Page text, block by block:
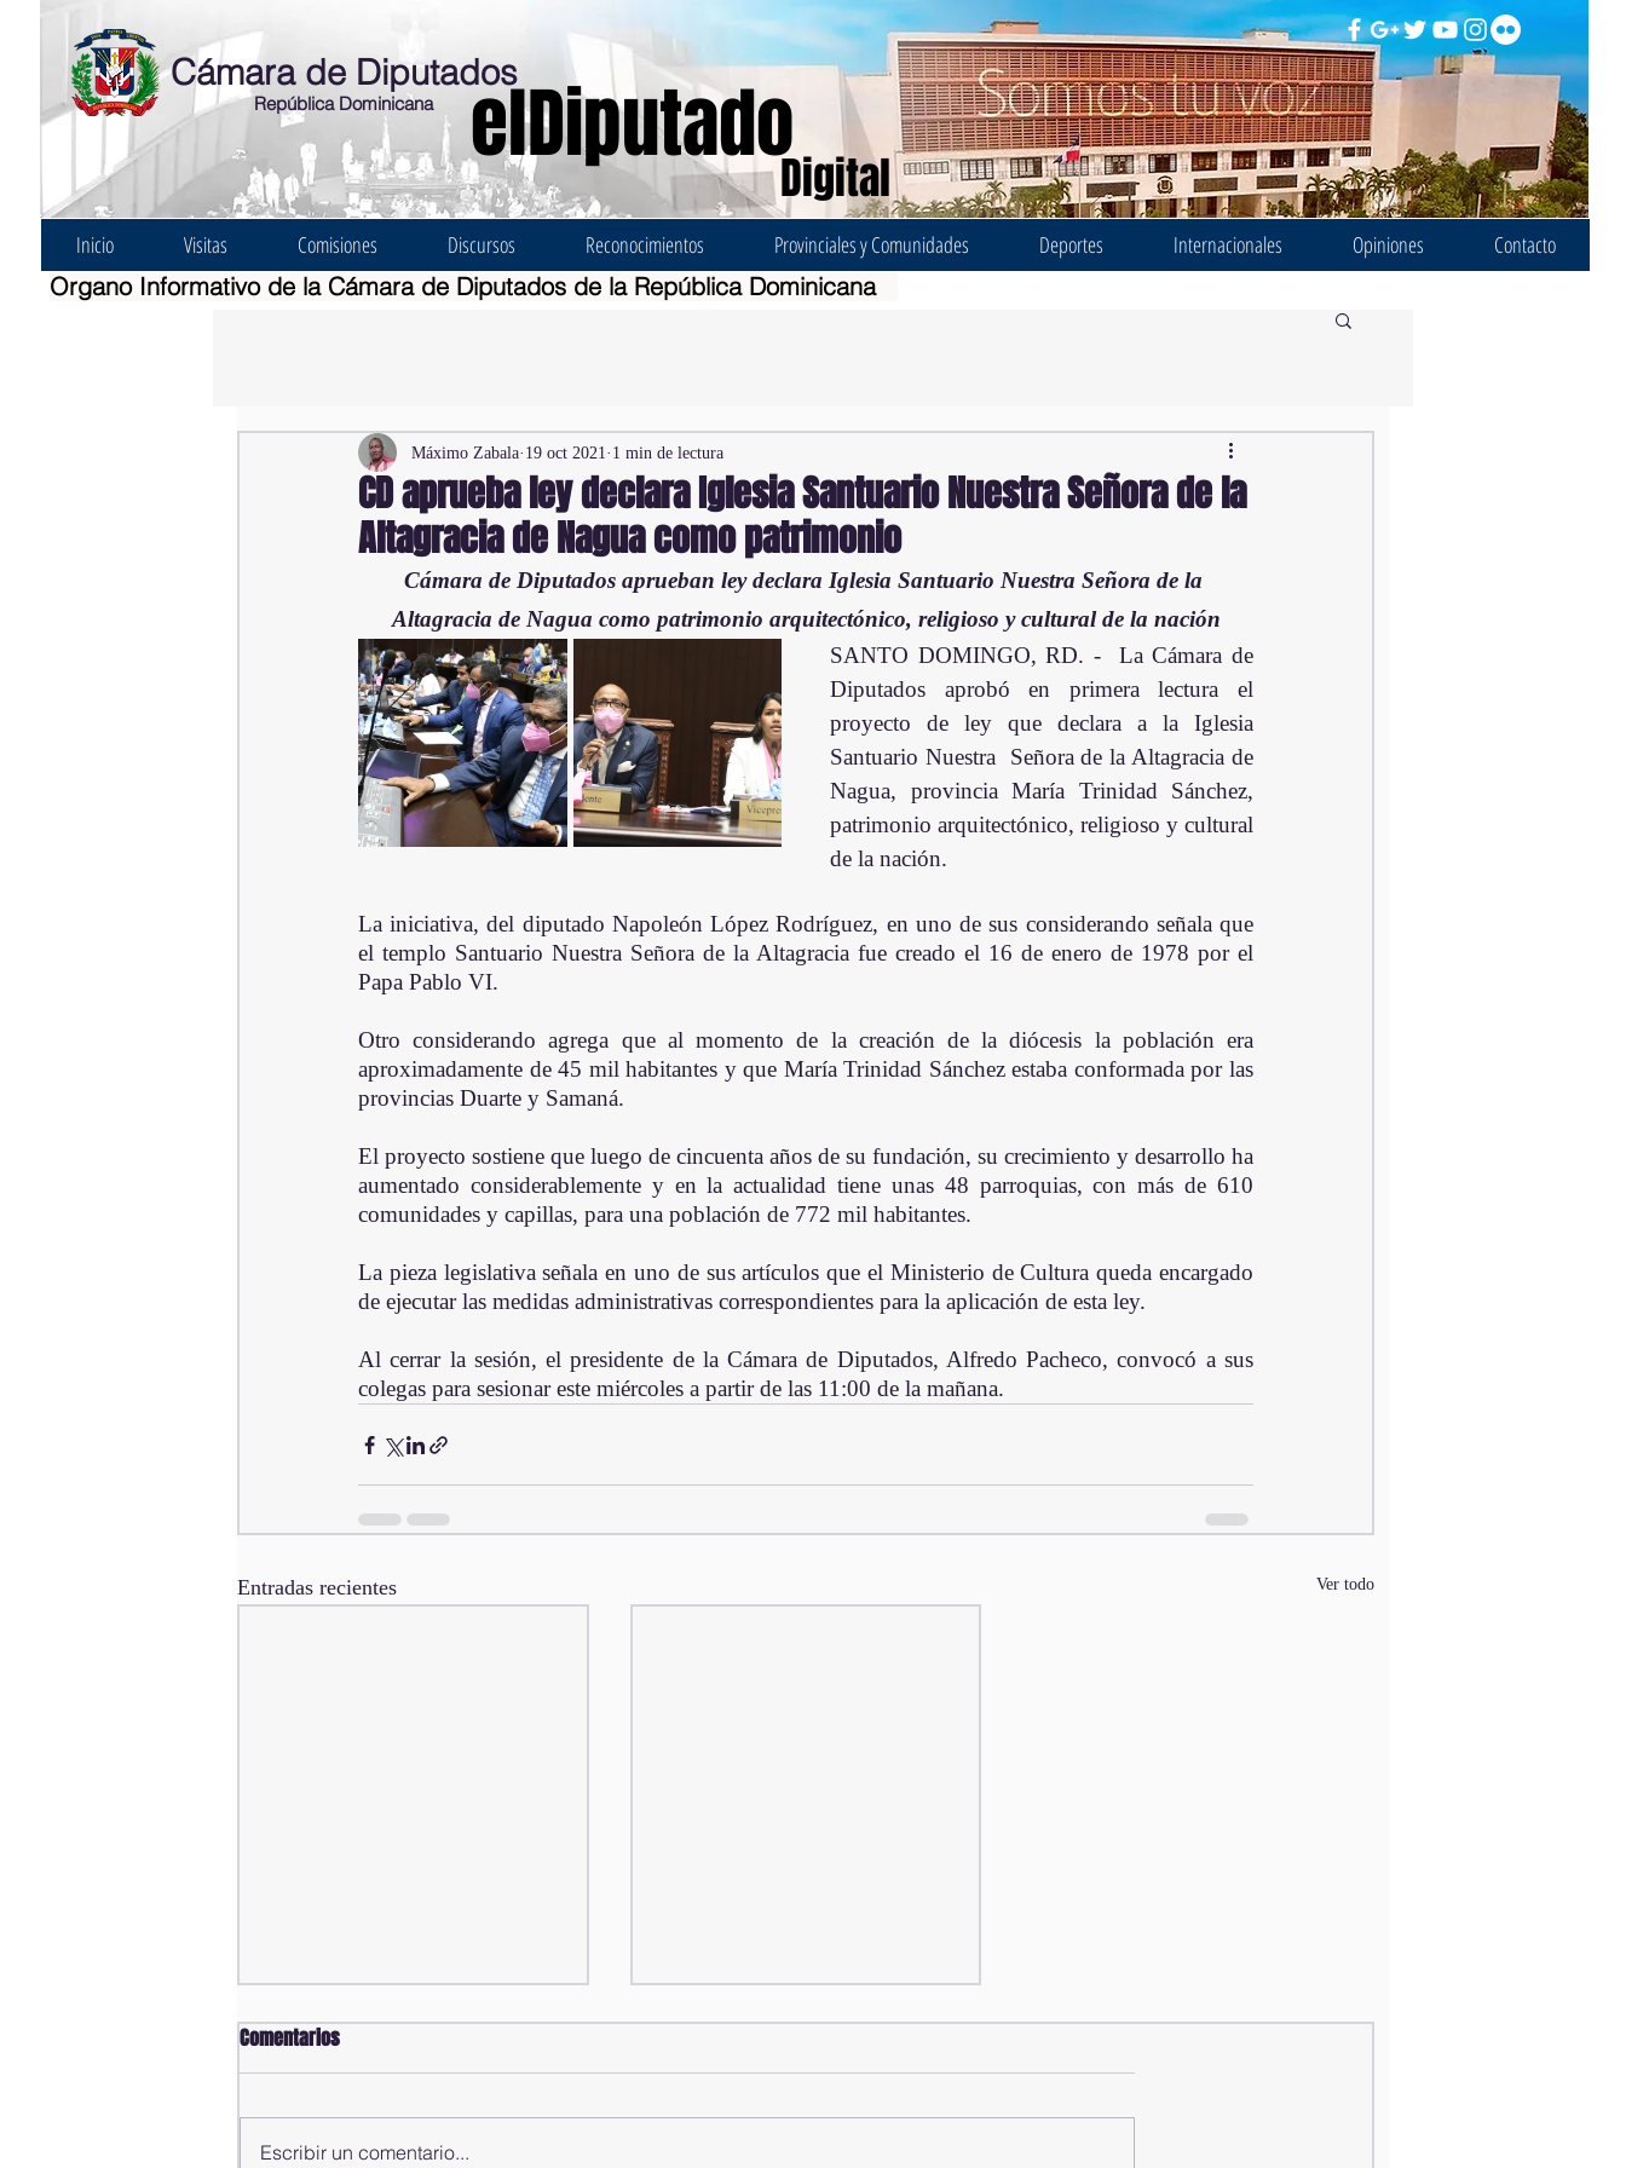
Digital
elDiputado
Cámara de Diputados
República Dominicana
Inicio Visitas Comisiones Discursos Reconocimientos Provinciales y Comunidades Deportes Internacionales Opiniones Contacto
Organo Informativo de la Cámara de Diputados de la República Dominicana
CD aprueba ley declara Iglesia Santuario Nuestra Señora de la
Altagracia de Nagua como patrimonio
Máximo Zabala 19 oct 2021 1 min de lectura
Cámara de Diputados aprueban ley declara Iglesia Santuario Nuestra Señora de la
Altagracia de Nagua como patrimonio arquitectónico, religioso y cultural de la nación
SANTO DOMINGO, RD. -  La Cámara de
Diputados aprobó en primera lectura el
proyecto de ley que declara a la Iglesia
Santuario Nuestra  Señora de la Altagracia de
Nagua, provincia María Trinidad Sánchez,
patrimonio arquitectónico, religioso y cultural
de la nación.
La iniciativa, del diputado Napoleón López Rodríguez, en uno de sus considerando señala que
el templo Santuario Nuestra Señora de la Altagracia fue creado el 16 de enero de 1978 por el
Papa Pablo VI.
Otro considerando agrega que al momento de la creación de la diócesis la población era
aproximadamente de 45 mil habitantes y que María Trinidad Sánchez estaba conformada por las
provincias Duarte y Samaná.
El proyecto sostiene que luego de cincuenta años de su fundación, su crecimiento y desarrollo ha
aumentado considerablemente y en la actualidad tiene unas 48 parroquias, con más de 610
comunidades y capillas, para una población de 772 mil habitantes.
La pieza legislativa señala en uno de sus artículos que el Ministerio de Cultura queda encargado
de ejecutar las medidas administrativas correspondientes para la aplicación de esta ley.
Al cerrar la sesión, el presidente de la Cámara de Diputados, Alfredo Pacheco, convocó a sus
colegas para sesionar este miércoles a partir de las 11:00 de la mañana.
Entradas recientes Ver todo
Comentarios
Escribir un comentario...